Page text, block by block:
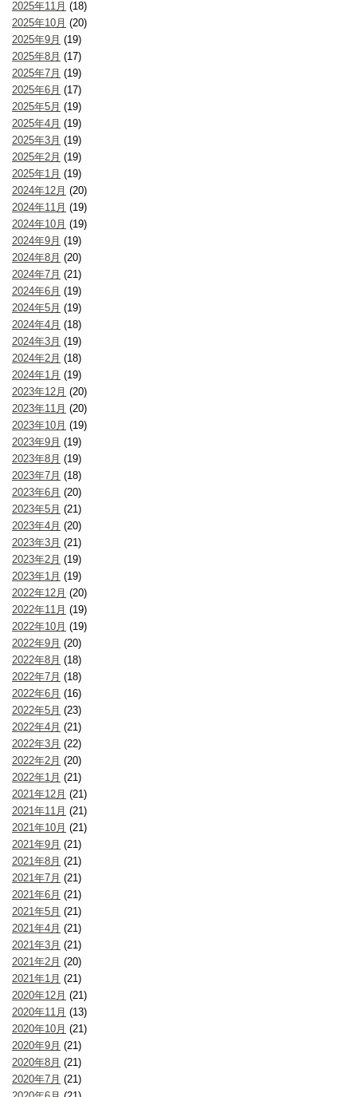
2025年11月 (18)
2025年10月 (20)
2025年9月 (19)
2025年8月 (17)
2025年7月 (19)
2025年6月 (17)
2025年5月 (19)
2025年4月 (19)
2025年3月 (19)
2025年2月 (19)
2025年1月 (19)
2024年12月 (20)
2024年11月 (19)
2024年10月 (19)
2024年9月 (19)
2024年8月 (20)
2024年7月 (21)
2024年6月 (19)
2024年5月 (19)
2024年4月 (18)
2024年3月 (19)
2024年2月 (18)
2024年1月 (19)
2023年12月 (20)
2023年11月 (20)
2023年10月 (19)
2023年9月 (19)
2023年8月 (19)
2023年7月 (18)
2023年6月 (20)
2023年5月 (21)
2023年4月 (20)
2023年3月 (21)
2023年2月 (19)
2023年1月 (19)
2022年12月 (20)
2022年11月 (19)
2022年10月 (19)
2022年9月 (20)
2022年8月 (18)
2022年7月 (18)
2022年6月 (16)
2022年5月 (23)
2022年4月 (21)
2022年3月 (22)
2022年2月 (20)
2022年1月 (21)
2021年12月 (21)
2021年11月 (21)
2021年10月 (21)
2021年9月 (21)
2021年8月 (21)
2021年7月 (21)
2021年6月 (21)
2021年5月 (21)
2021年4月 (21)
2021年3月 (21)
2021年2月 (20)
2021年1月 (21)
2020年12月 (21)
2020年11月 (13)
2020年10月 (21)
2020年9月 (21)
2020年8月 (21)
2020年7月 (21)